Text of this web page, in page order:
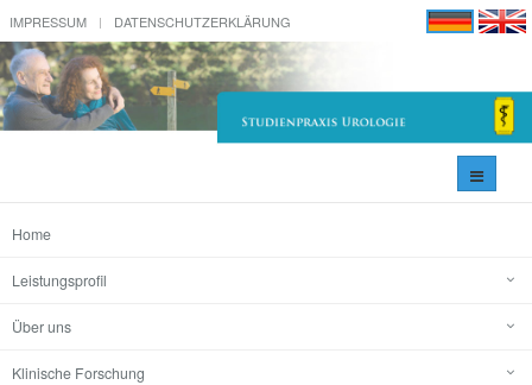
IMPRESSUM DATENSCHUTZERKLÄRUNG
Home
Leistungsprofil
Über uns
Klinische Forschung